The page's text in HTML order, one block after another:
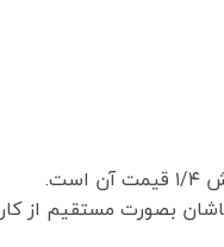
بصورت مستقیم از